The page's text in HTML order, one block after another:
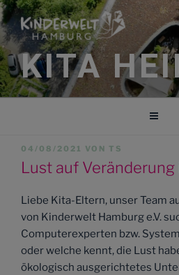
Zum
Inhalt
springen
KITA
VERÖFFENTLICHT
AM
04/08/2021 VON TS
Lust auf Veränderung
Liebe Kita-Eltern, unser Team
von Kinderwelt Hamburg e.V.
Computerexperten bzw.
oder welche kennt, die Lust
ökologisch ausgerichtetes